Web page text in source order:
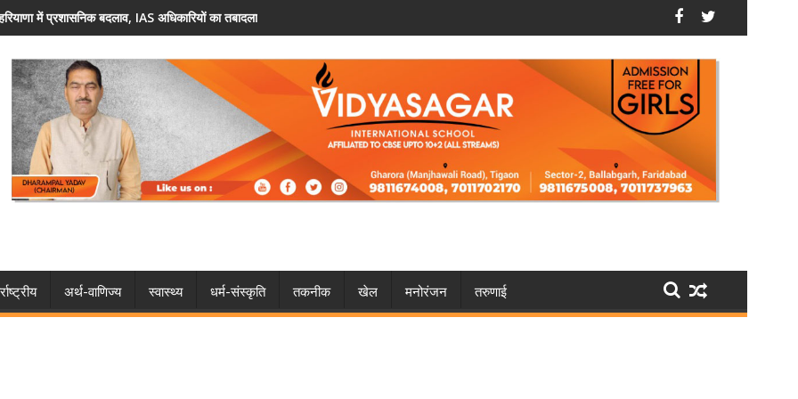
का तबादला फरीदाबाद: वोटर लिस्ट में नाम नहीं है? 30 अगस्त तक करें आवेदन फरीदाबाद: सेक्सटॉर्शन गैंग का भंडाफोड़, वीडियो कॉल से करते
अर्थ-वाणिज्य स्वास्थ्य धर्म-संस्कृति तकनीक खेल मनोरंजन तरुणाई